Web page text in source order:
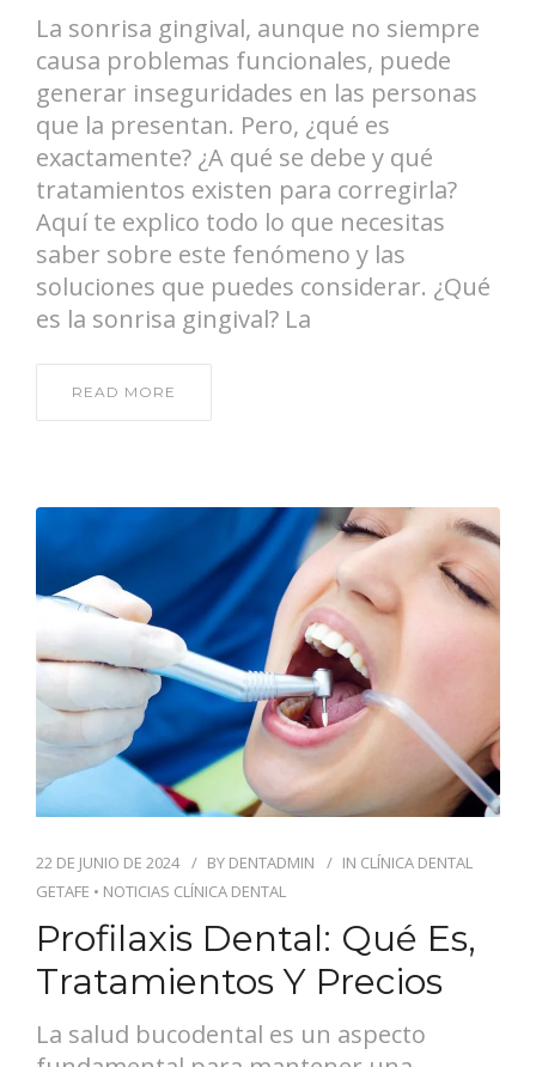
La sonrisa gingival, aunque no siempre
causa problemas funcionales, puede
generar inseguridades en las personas
que la presentan. Pero, ¿qué es
exactamente? ¿A qué se debe y qué
tratamientos existen para corregirla?
Aquí te explico todo lo que necesitas
saber sobre este fenómeno y las
soluciones que puedes considerar. ¿Qué
es la sonrisa gingival? La
READ MORE
22 DE JUNIO DE 2024 BY DENTADMIN IN CLÍNICA DENTAL
GETAFE • NOTICIAS CLÍNICA DENTAL
Profilaxis Dental: Qué Es,
Tratamientos Y Precios
La salud bucodental es un aspecto